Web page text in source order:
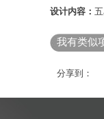
设计内容：
我有类似
分享到：